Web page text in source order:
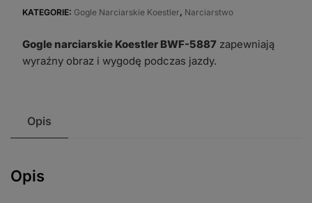
Koestler
5887
KATEGORIE: Gogle Narciarskie Koestler, Narciarstwo
Gogle narciarskie Koestler BWF-5887zapewniają
wyraźny obraz i wygodę podczas jazdy.
Opis
Opis